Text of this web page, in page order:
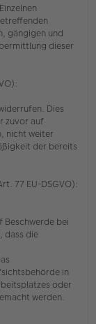
gängigen und
dieser
Dies
zuvor auf
nicht weiter
der bereits
77 EU-DSGVO):
Beschwerde bei
dass die
in
oder
werden.